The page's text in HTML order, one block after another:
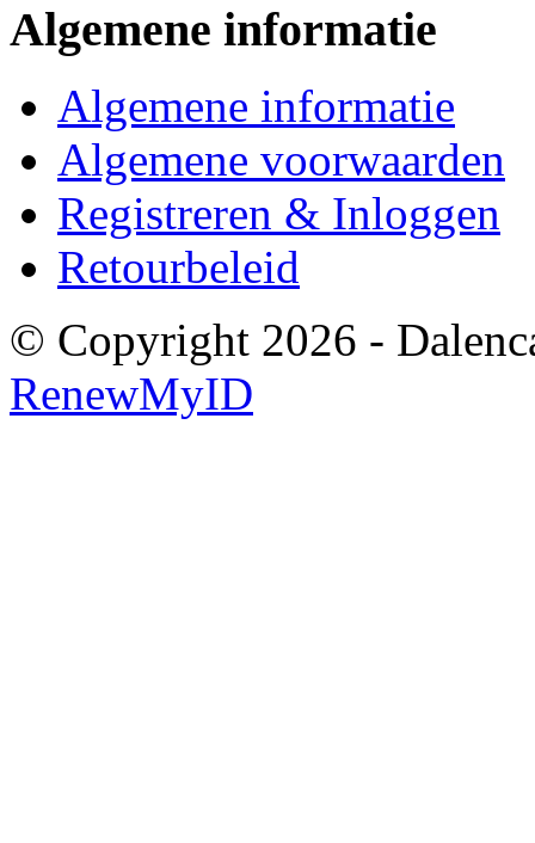
Algemene informatie
Algemene informatie
Algemene voorwaarden
Registreren & Inloggen
Retourbeleid
© Copyright 2026 -
RenewMyID